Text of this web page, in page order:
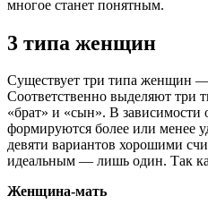
многое станет понятным.
3 типа женщин
Существует три типа женщин —
Соответственно выделяют
«брат» и «сын». В зависимости
формируются более или менее
девяти вариантов хорошими
идеальным — лишь один. Так
Женщина-мать